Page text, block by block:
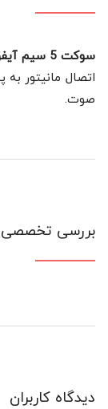
سوکت 5 سیم آیفون تصویری
اتصال مانیتور
صوت.
بررسی تخصصی
دیدگاه کاربران